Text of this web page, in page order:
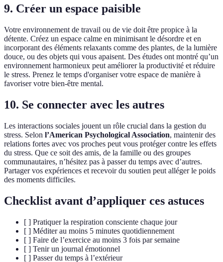
9. Créer un espace paisible
Votre environnement de travail ou de vie doit être propice à la
détente. Créez un espace calme en minimisant le désordre et en
incorporant des éléments relaxants comme des plantes, de la lumière
douce, ou des objets qui vous apaisent. Des études ont montré qu’un
environnement harmonieux peut améliorer la productivité et réduire
le stress. Prenez le temps d'organiser votre espace de manière à
favoriser votre bien-être mental.
10. Se connecter avec les autres
Les interactions sociales jouent un rôle crucial dans la gestion du
stress. Selon l’American Psychological Association, maintenir des
relations fortes avec vos proches peut vous protéger contre les effets
du stress. Que ce soit des amis, de la famille ou des groupes
communautaires, n’hésitez pas à passer du temps avec d’autres.
Partager vos expériences et recevoir du soutien peut alléger le poids
des moments difficiles.
Checklist avant d’appliquer ces astuces
[ ] Pratiquer la respiration consciente chaque jour
[ ] Méditer au moins 5 minutes quotidiennement
[ ] Faire de l’exercice au moins 3 fois par semaine
[ ] Tenir un journal émotionnel
[ ] Passer du temps à l’extérieur